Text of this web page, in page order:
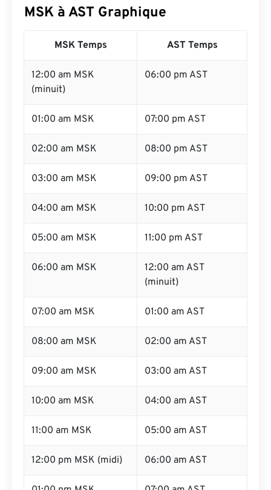
MSK à AST Graphique
MSK Temps AST Temps
12:00 am MSK
(minuit)
06:00 pm AST
01:00 am MSK 07:00 pm AST
02:00 am MSK 08:00 pm AST
03:00 am MSK 09:00 pm AST
04:00 am MSK 10:00 pm AST
05:00 am MSK 11:00 pm AST
06:00 am MSK
12:00 am AST
(minuit)
07:00 am MSK 01:00 am AST
08:00 am MSK 02:00 am AST
09:00 am MSK 03:00 am AST
10:00 am MSK 04:00 am AST
11:00 am MSK 05:00 am AST
12:00 pm MSK (midi) 06:00 am AST